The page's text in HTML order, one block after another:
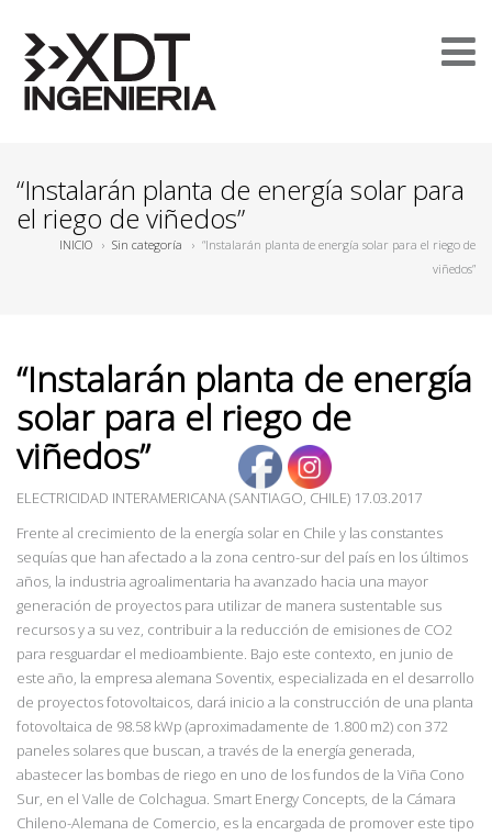
“Instalarán planta de energía solar para
el riego de viñedos”
INICIO › Sin categoría › “Instalarán planta de energía solar para el riego de
viñedos”
“Instalarán planta de energía
solar para el riego de
viñedos”
ELECTRICIDAD INTERAMERICANA (SANTIAGO, CHILE) 17.03.2017
Frente al crecimiento de la energía solar en Chile y las constantes
sequías que han afectado a la zona centro-sur del país en los últimos
años, la industria agroalimentaria ha avanzado hacia una mayor
generación de proyectos para utilizar de manera sustentable sus
recursos y a su vez, contribuir a la reducción de emisiones de CO2
para resguardar el medioambiente. Bajo este contexto, en junio de
este año, la empresa alemana Soventix, especializada en el desarrollo
de proyectos fotovoltaicos, dará inicio a la construcción de una planta
fotovoltaica de 98.58 kWp (aproximadamente de 1.800 m2) con 372
paneles solares que buscan, a través de la energía generada,
abastecer las bombas de riego en uno de los fundos de la Viña Cono
Sur, en el Valle de Colchagua. Smart Energy Concepts, de la Cámara
Chileno-Alemana de Comercio, es la encargada de promover este tipo